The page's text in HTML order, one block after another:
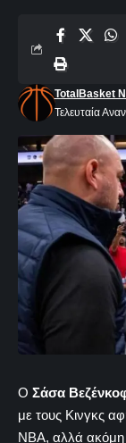
Τελευταία
TotalBasket
Ο Σάσα
με τους Κινγκς
ΝΒΑ, αλλά ακόμη